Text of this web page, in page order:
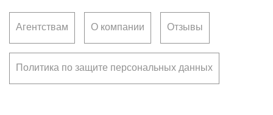
Агентствам О компании Отзывы
Политика по защите персональных данных